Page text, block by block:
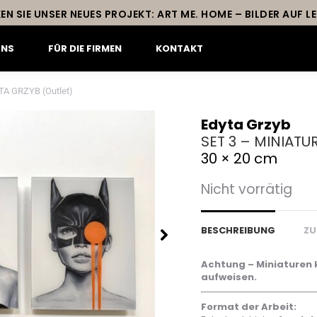
SIE UNSER NEUES PROJEKT: ART ME. HOME – BILDER AUF
FÜR DIE FIRMEN KONTAKT
GRZYB (Outlet)
Edyta Grzyb
SET 3 –
30 × 20 cm
Nicht vorrätig
BESCHREIBUNG
Achtung – Miniaturen
aufweisen.
Format der Arbeit: